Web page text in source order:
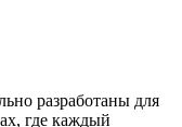
разработаны для
где каждый